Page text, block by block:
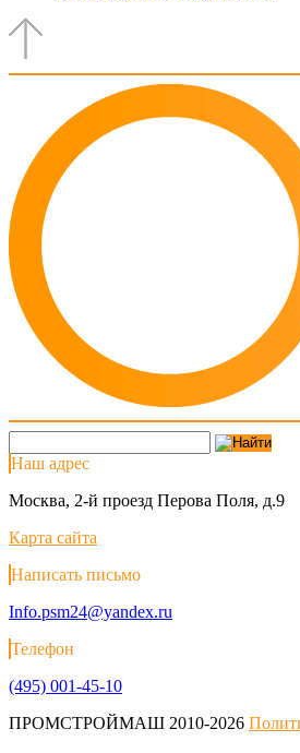
Наш адрес
Москва, 2-й проезд Перова Поля, д.9
Карта сайта
Написать письмо
Info.psm24@yandex.ru
Телефон
(495) 001-45-10
ПРОМСТРОЙМАШ 2010-2026